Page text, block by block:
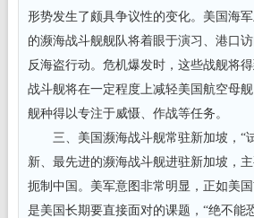
形势发生了颇具争议性的变化。美国海
的濒海战斗舰舰队将着眼于演习、港口
反海盗行动。危机爆发时，这些战舰将
战斗舰将在一定程度上减轻美国航空母
舰种得以专注于威慑、作战等任务。
三、美国濒海战斗舰常驻新加坡，“
新、最先进的濒海战斗舰进驻新加坡，
扼制中国。美军意图非常明显，正如美
是美国长期要直接面对的课题，“绝不能